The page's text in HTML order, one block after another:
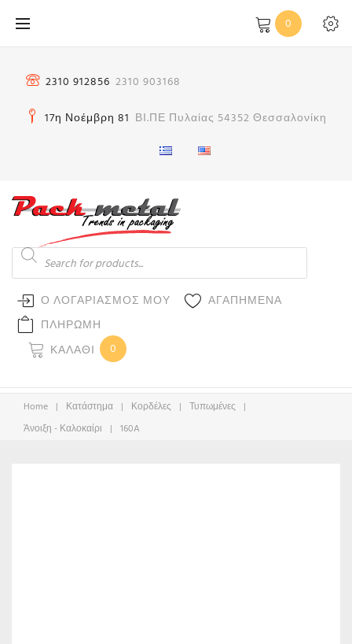
στο
0
2310 912856 2310 903168
17η Νοέμβρη 81 ΒΙ.ΠΕ Πυλαίας 54352 Θεσσαλονίκη
Products
search
Ο ΛΟΓΑΡΙΑΣΜΟΣ ΜΟΥ
ΑΓΑΠΗΜΕΝΑ
ΠΛΗΡΩΜΗ
ΚΑΛΆΘΙ
0
Home | Κατάστημα | Κορδέλες | Τυπωμένες |
Άνοιξη - Καλοκαίρι
| 160A